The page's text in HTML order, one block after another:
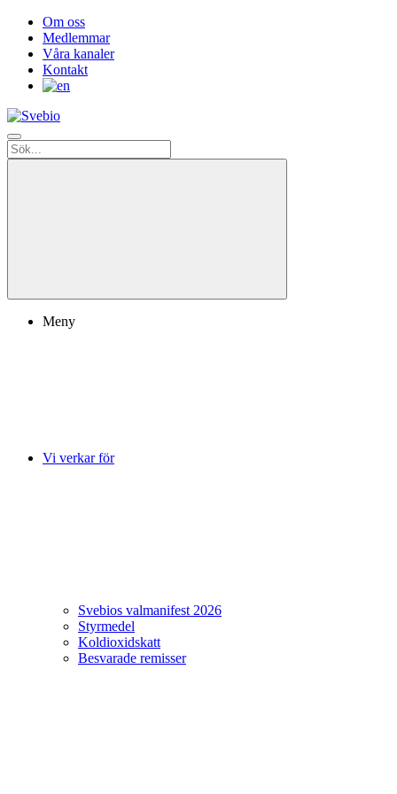
Om oss
Medlemmar
Våra kanaler
Kontakt
Meny
Vi verkar för
Svebios valmanifest 2026
Styrmedel
Koldioxidskatt
Besvarade remisser